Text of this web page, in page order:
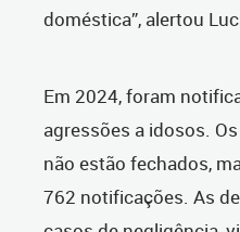
doméstica”, alertou
Em 2024, foram
agressões a idosos.
não estão fechados,
762 notificações. As